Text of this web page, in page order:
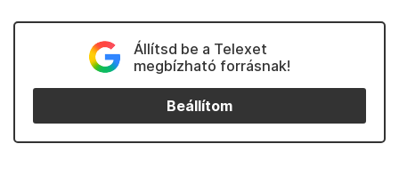
Állítsd be a Telexet
megbízható forrásnak!
Beállítom